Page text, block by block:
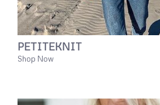
PETITEKNIT
Shop Now